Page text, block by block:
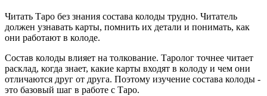
Читать Таро без знания состава колоды трудно. Читатель
должен узнавать карты, помнить их детали и понимать, как
они работают в колоде.
Состав колоды влияет на толкование. Таролог точнее читает
расклад, когда знает, какие карты входят в колоду и чем они
отличаются друг от друга. Поэтому изучение состава колоды -
это базовый шаг в работе с Таро.